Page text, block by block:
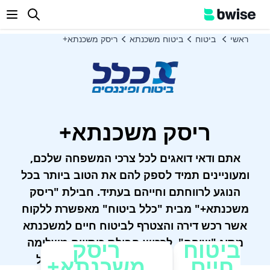
ראשי ביטוח ביטוח משכנתא ריסק משכנתא+
ריסק משכנתא+
אתם ודאי דואגים לכל צרכי המשפחה שלכם,
ומעוניינים תמיד לספק להם את הטוב ביותר בכל
הנוגע לרווחתם וחייהם בעתיד. חבילת "ריסק
משכנתא+" מבית "כלל ביטוח" מאפשרת ללקוח
אשר רכש דירה והצטרף לביטוח חיים למשכנתא
מסוג "שוהם", לרכוש חבילת כיסויים משלימה
למקרה מוות, להמשך הביטחון הכלכלי של
ביטוח ריסק